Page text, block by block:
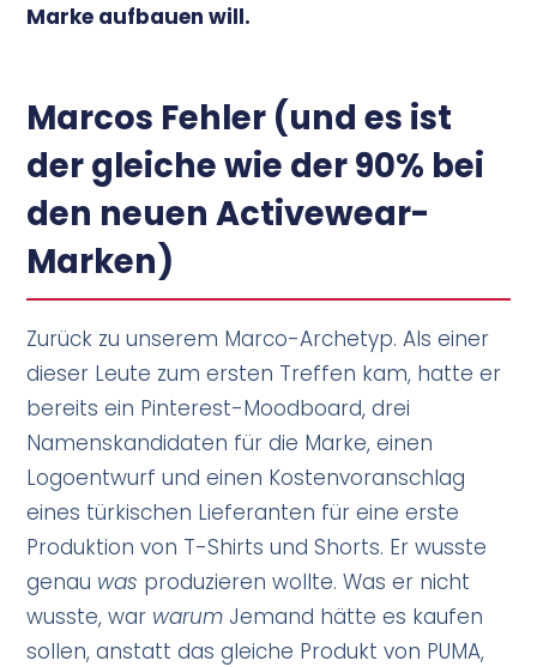
Marke aufbauen will.
Marcos Fehler (und es ist
der gleiche wie der 90% bei
den neuen Activewear-
Marken)
Zurück zu unserem Marco-Archetyp. Als einer
dieser Leute zum ersten Treffen kam, hatte er
bereits ein Pinterest-Moodboard, drei
Namenskandidaten für die Marke, einen
Logoentwurf und einen Kostenvoranschlag
eines türkischen Lieferanten für eine erste
Produktion von T-Shirts und Shorts. Er wusste
genau was produzieren wollte. Was er nicht
wusste, war warum Jemand hätte es kaufen
sollen, anstatt das gleiche Produkt von PUMA,